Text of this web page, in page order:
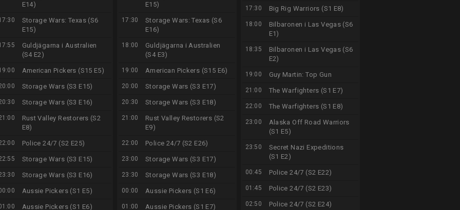
E14)
Storage Wars: Texas (S6
E15)
Guldjägarna i Australien
(S4 E2)
American Pickers (S15 E5)
Storage Wars (S3 E15)
Storage Wars (S3 E16)
Rust Valley Restorers (S2
E8)
Police 24/7 (S2 E25)
Storage Wars (S3 E15)
Storage Wars (S3 E16)
Aussie Pickers (S1 E5)
Aussie Pickers (S1 E6)
E15)
17:30
Storage Wars: Texas (S6
E16)
18:00
Guldjägarna i Australien
(S4 E3)
19:00 American Pickers (S15 E6)
20:00 Storage Wars (S3 E17)
20:30 Storage Wars (S3 E18)
21:00
Rust Valley Restorers (S2
E9)
22:00 Police 24/7 (S2 E26)
23:00 Storage Wars (S3 E17)
23:30 Storage Wars (S3 E18)
00:00 Aussie Pickers (S1 E6)
01:00 Aussie Pickers (S1 E7)
17:30 Big Rig Warriors (S1 E8)
18:00
Bilbaronen i Las Vegas (S6
E1)
18:35
Bilbaronen i Las Vegas (S6
E2)
19:00 Guy Martin: Top Gun
21:00 The Warfighters (S1 E7)
22:00 The Warfighters (S1 E8)
23:00
Alaska Off Road Warriors
(S1 E5)
23:50
Secret Nazi Expeditions
(S1 E2)
00:45 Police 24/7 (S2 E22)
01:45 Police 24/7 (S2 E23)
02:50 Police 24/7 (S2 E24)